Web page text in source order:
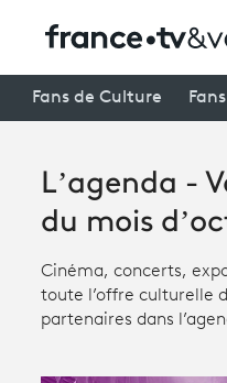
Festivals
Creators
À la une
Participer et assister à
Fans de Culture
L’agenda -
du mois
Cinéma, concerts,
toute l’offre culturelle
partenaires dans